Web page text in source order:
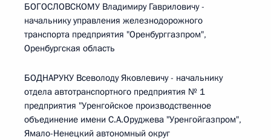
БОГОСЛОВСКОМУ Владимиру Гавриловичу -
начальнику управления железнодорожного
транспорта предприятия "Оренбурггазпром",
Оренбургская область
БОДНАРУКУ Всеволоду Яковлевичу - начальнику
отдела автотранспортного предприятия № 1
предприятия "Уренгойское производственное
объединение имени С.А.Оруджева "Уренгойгазпром",
Ямало-Ненецкий автономный округ